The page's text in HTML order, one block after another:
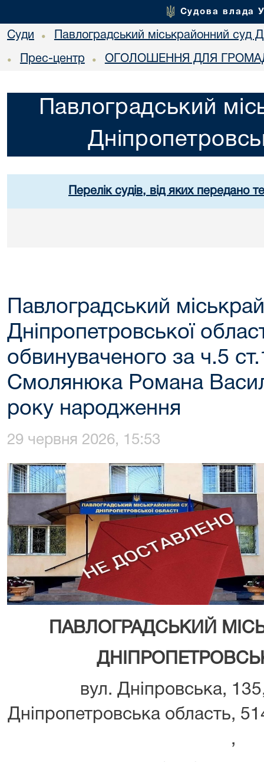
Судова влада
Суди • Павлоградський міськрайонний суд
• Прес-центр • ОГОЛОШЕННЯ ДЛЯ
Павлоградський
Перелік судів, від яких передано
Павлоградський
Дніпропетровської
обвинуваченого за ч.5
Смолянюка Романа
року народження
29 червня 2026, 15:53
ПАВЛОГРАДСЬКИЙ
вул. Дніпровська,
Дніпропетровська область,
,